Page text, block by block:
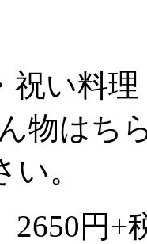
い料
物はち
。
円+